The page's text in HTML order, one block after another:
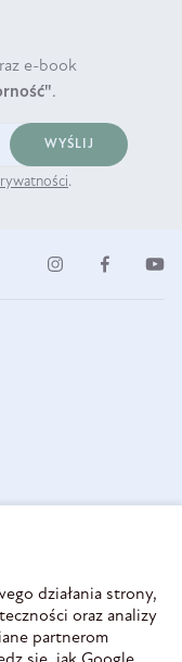
e-book
.
WYŚLIJ
.
działania strony,
oraz analizy
partnerom